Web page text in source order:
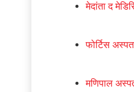
मेदांता द
फोर्टिस
मणिपाल